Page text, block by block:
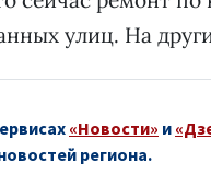
улиц. На
«Новости» и
региона.